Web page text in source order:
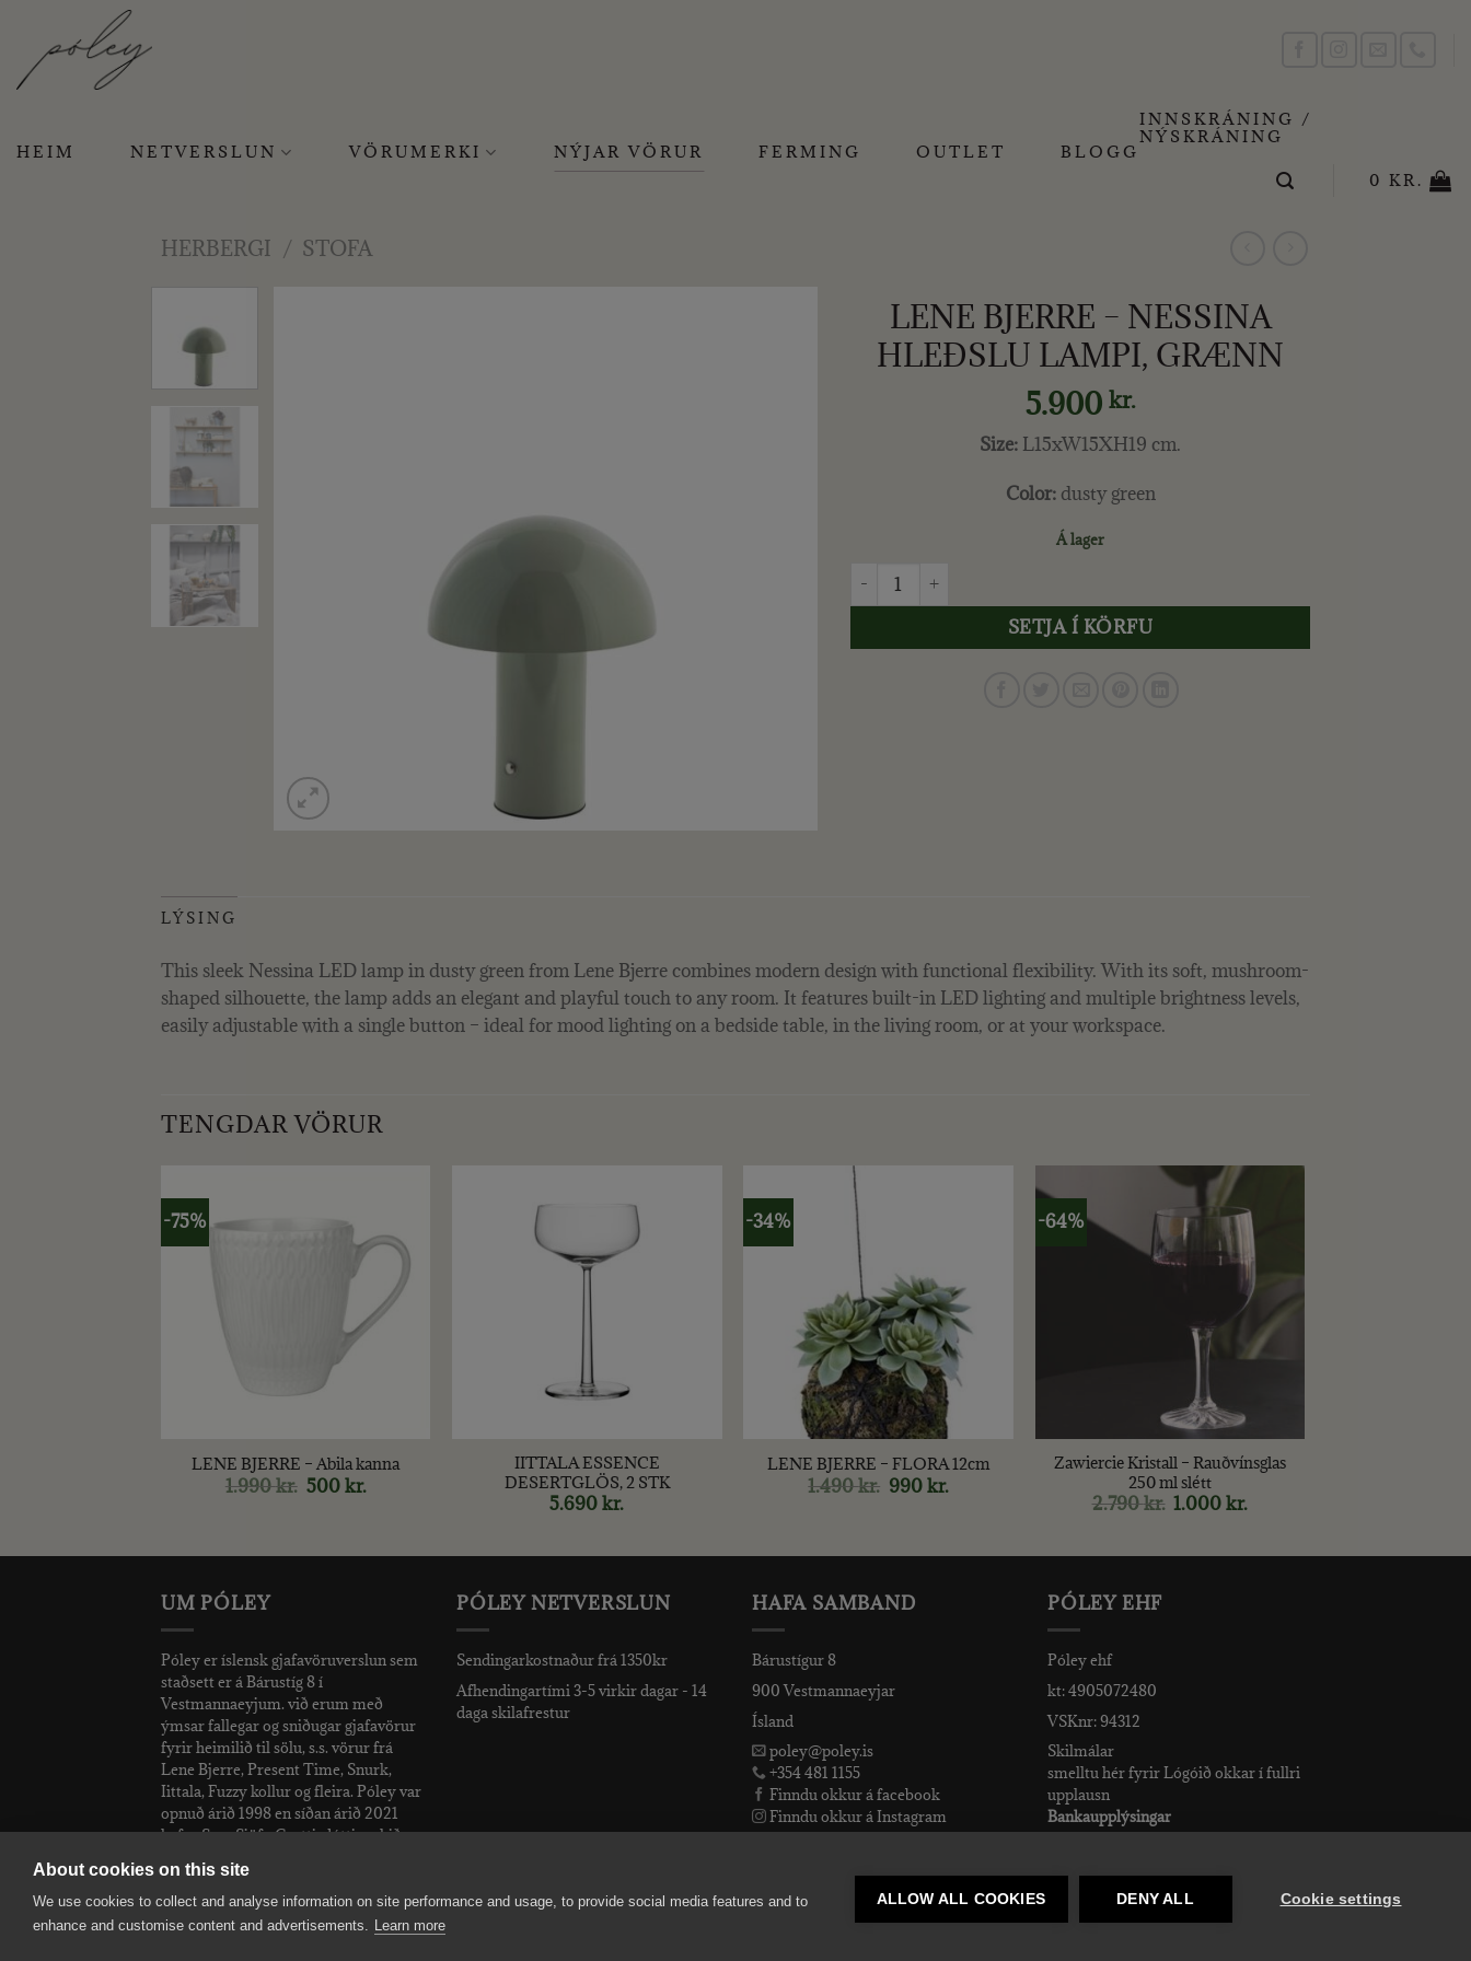
content
HEIM NETVERSLUN VÖRUMERKI NÝJAR VÖRUR FERMING OUTLET BLOGG
INNSKRÁNING /
NÝSKRÁNING
0 KR.
HERBERGI / STOFA
LENE BJERRE – NESSINA
HLEÐSLU LAMPI, GRÆNN
5.900 kr.
Size: L15xW15XH19 cm.
Color:dusty green
Á lager
LENE BJERRE - NESSINA HLEÐSLU LAMPI, GRÆNN quantity
SETJA Í KÖRFU
LÝSING
This sleek Nessina LED lamp in dusty green from Lene Bjerre combines modern design with functional flexibility. With its soft, mushroom-
shaped silhouette, the lamp adds an elegant and playful touch to any room. It features built-in LED lighting and multiple brightness levels,
easily adjustable with a single button – ideal for mood lighting on a bedside table, in the living room, or at your workspace.
TENGDAR VÖRUR
-75%
LENE BJERRE – Abila kanna
1.990kr. Original
price
500kr.
price
IITTALA ESSENCE
DESERTGLÖS, 2 STK
5.690kr.
-34%
LENE BJERRE – FLORA 12cm
1.490kr. Original
price
990kr.
-64%
Zawiercie Kristall – Rauðvínsglas
250 ml slétt
2.790kr. Original
price
1.000kr.
UM PÓLEY
Póley er íslensk gjafavöruverslun sem
staðsett er á Bárustíg 8 í
Vestmannaeyjum. við erum með
ýmsar fallegar og sniðugar gjafavörur
fyrir heimilið til sölu, s.s. vörur frá
Lene Bjerre, Present Time, Snurk,
Iittala, Fuzzy kollur og fleira. Póley var
opnuð árið 1998 en síðan árið 2021
hefur Sara Sjöfn Grettisdóttir rekið
PÓLEY NETVERSLUN
Sendingarkostnaður frá 1350kr
Afhendingartími 3-5 virkir dagar - 14
daga skilafrestur
HAFA SAMBAND
Bárustígur 8
900 Vestmannaeyjar
Ísland
poley@poley.is
+354 481 1155
Finndu okkur á facebook
Finndu okkur á Instagram
Finndu okkur á Snapchat
PÓLEY EHF
Póley ehf
kt: 4905072480
VSKnr: 94312
Skilmálar
smelltu hér fyrir Lógóið okkar í fullri
upplausn
Bankaupplýsingar
reikningsnúmer: 582-26-5848
About cookies on this site
We use cookies to collect and analyse information on site performance and usage, to provide social media features and to
enhance and customise content and advertisements. Learn more
ALLOW ALL COOKIES DENY ALL Cookie settings